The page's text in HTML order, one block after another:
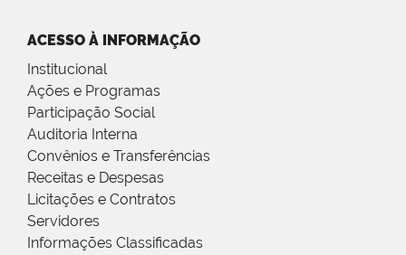
ACESSO À INFORMAÇÃO
Institucional
Ações e Programas
Participação Social
Auditoria Interna
Convênios e Transferências
Receitas e Despesas
Licitações e Contratos
Servidores
Informações Classificadas